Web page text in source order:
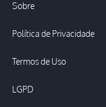
Sobre
Política de Privacidade
Termos de Uso
LGPD